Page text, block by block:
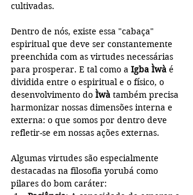
cultivadas.
Dentro de nós, existe essa "cabaça"
espiritual que deve ser constantemente
preenchida com as virtudes necessárias
para prosperar. E tal como a Igba Ìwà é
dividida entre o espiritual e o físico, o
desenvolvimento do Ìwà também precisa
harmonizar nossas dimensões interna e
externa: o que somos por dentro deve
refletir-se em nossas ações externas.
Algumas virtudes são especialmente
destacadas na filosofia yorubá como
pilares do bom caráter: